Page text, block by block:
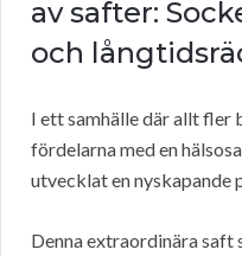
av safter:
och
I ett samhälle där allt fler
fördelarna med en
utvecklat en
Denna extraordinära